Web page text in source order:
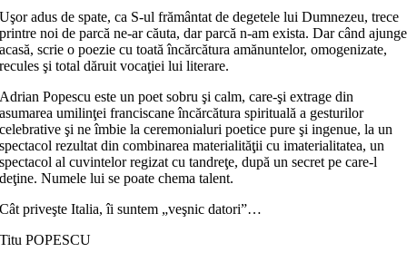
Uşor adus de spate, ca S-ul frământat de degetele lui Dumnezeu, trece
printre noi de parcă ne-ar căuta, dar parcă n-am exista. Dar când ajunge
acasă, scrie o poezie cu toată încărcătura amănuntelor, omogenizate,
recules şi total dăruit vocaţiei lui literare.
Adrian Popescu este un poet sobru şi calm, care-şi extrage din
asumarea umilinţei franciscane încărcătura spirituală a gesturilor
celebrative şi ne îmbie la ceremonialuri poetice pure şi ingenue, la un
spectacol rezultat din combinarea materialităţii cu imaterialitatea, un
spectacol al cuvintelor regizat cu tandreţe, după un secret pe care-l
deţine. Numele lui se poate chema talent.
Cât priveşte Italia, îi suntem „veşnic datori”…
Titu POPESCU